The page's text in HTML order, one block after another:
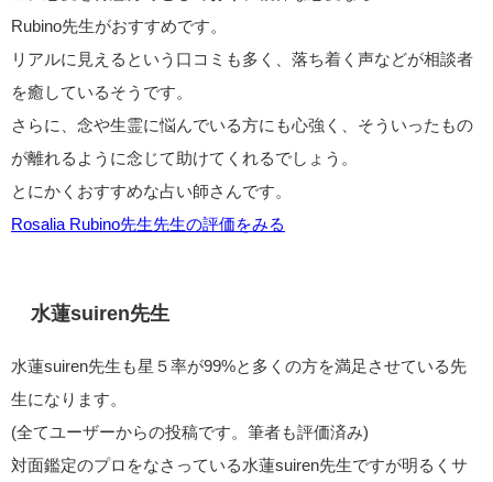
Rubino先生がおすすめです。
リアルに見えるという口コミも多く、落ち着く声などが相談者
を癒しているそうです。
さらに、念や生霊に悩んでいる方にも心強く、そういったもの
が離れるように念じて助けてくれるでしょう。
とにかくおすすめな占い師さんです。
Rosalia Rubino先生先生の評価をみる
水蓮suiren先生
水蓮suiren先生も星５率が99%と多くの方を満足させている先
生になります。
(全てユーザーからの投稿です。筆者も評価済み)
対面鑑定のプロをなさっている水蓮suiren先生ですが明るくサ